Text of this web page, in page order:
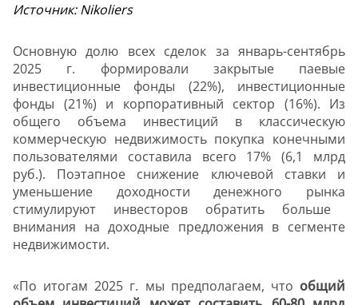
Источник: Nikoliers
Основную долю всех сделок за январь-сентябрь
2025 г. формировали закрытые паевые
инвестиционные фонды (22%), инвестиционные
фонды (21%) и корпоративный сектор (16%). Из
общего объема инвестиций в классическую
коммерческую недвижимость покупка конечными
пользователями составила всего 17% (6,1 млрд
руб.). Поэтапное снижение ключевой ставки и
уменьшение доходности денежного рынка
стимулируют инвесторов обратить больше
внимания на доходные предложения в сегменте
недвижимости.
«По итогам 2025 г. мы предполагаем, что общий